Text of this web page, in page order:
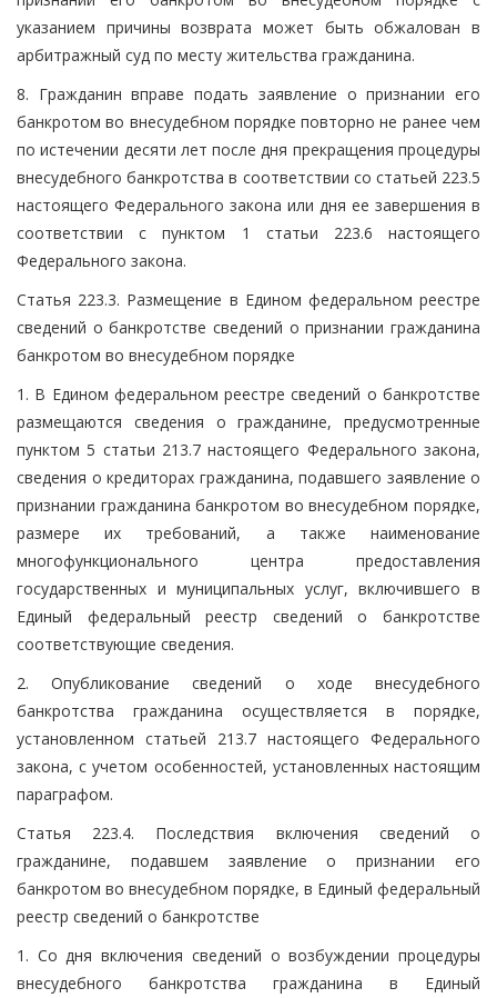
указанием причины возврата может быть обжалован в
арбитражный суд по месту жительства гражданина.
8. Гражданин вправе подать заявление о признании его
банкротом во внесудебном порядке повторно не ранее чем
по истечении десяти лет после дня прекращения процедуры
внесудебного банкротства в соответствии со статьей 223.5
настоящего Федерального закона или дня ее завершения в
соответствии с пунктом 1 статьи 223.6 настоящего
Федерального закона.
Статья 223.3. Размещение в Едином федеральном реестре
сведений о банкротстве сведений о признании гражданина
банкротом во внесудебном порядке
1. В Едином федеральном реестре сведений о банкротстве
размещаются сведения о гражданине, предусмотренные
пунктом 5 статьи 213.7 настоящего Федерального закона,
сведения о кредиторах гражданина, подавшего заявление о
признании гражданина банкротом во внесудебном порядке,
размере их требований, а также наименование
многофункционального центра предоставления
государственных и муниципальных услуг, включившего в
Единый федеральный реестр сведений о банкротстве
соответствующие сведения.
2. Опубликование сведений о ходе внесудебного
банкротства гражданина осуществляется в порядке,
установленном статьей 213.7 настоящего Федерального
закона, с учетом особенностей, установленных настоящим
параграфом.
Статья 223.4. Последствия включения сведений о
гражданине, подавшем заявление о признании его
банкротом во внесудебном порядке, в Единый федеральный
реестр сведений о банкротстве
1. Со дня включения сведений о возбуждении процедуры
внесудебного банкротства гражданина в Единый